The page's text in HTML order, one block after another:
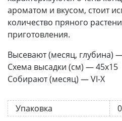
ароматом и вкусом, стоит
количество пряного
приготовления.
Высевают (месяц, глубина)
Схема высадки (см) — 45х15
Собирают (месяц) — VI-X
Упаковка